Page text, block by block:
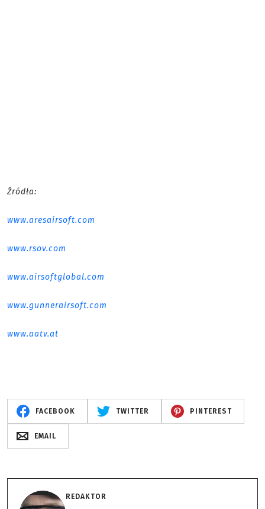
Źródła:
www.aresairsoft.com
www.rsov.com
www.airsoftglobal.com
www.gunnerairsoft.com
www.aatv.at
FACEBOOK TWITTER PINTEREST
EMAIL
REDAKTOR